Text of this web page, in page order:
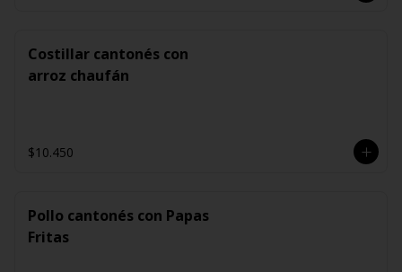
Costillar cantonés con
arroz chaufán
$10.450
Pollo cantonés con Papas
Fritas